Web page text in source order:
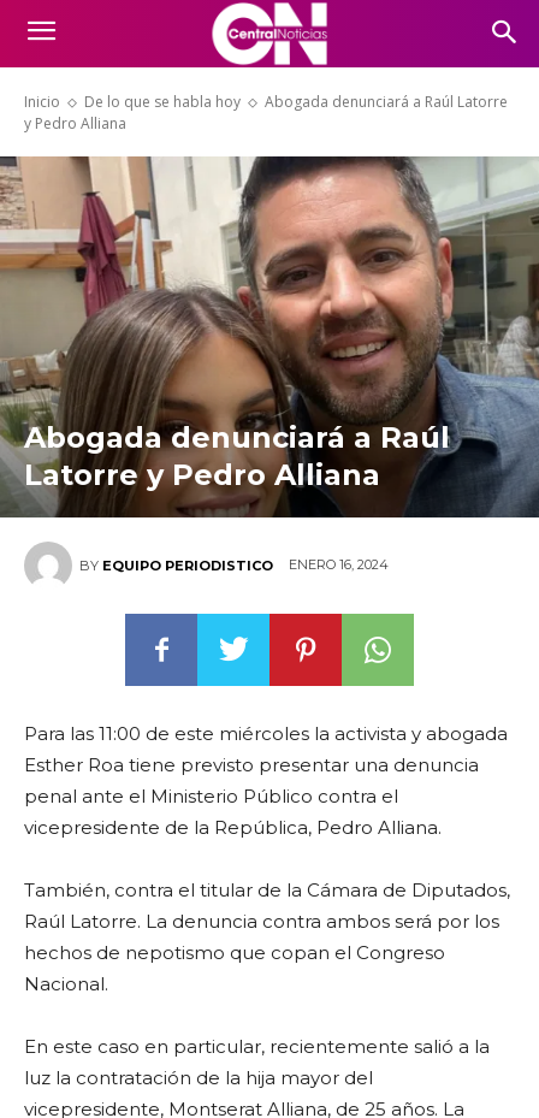
Inicio De lo que se habla hoy
Abogada denunciará a Raúl Latorre
y Pedro Alliana
Abogada denunciará a Raúl
Latorre y Pedro Alliana
BY EQUIPO PERIODISTICO ENERO 16, 2024
Para las 11:00 de este miércoles la activista y abogada
Esther Roa tiene previsto presentar una denuncia
penal ante el Ministerio Público contra el
vicepresidente de la República, Pedro Alliana.
También, contra el titular de la Cámara de Diputados,
Raúl Latorre. La denuncia contra ambos será por los
hechos de nepotismo que copan el Congreso
Nacional.
En este caso en particular, recientemente salió a la
luz la contratación de la hija mayor del
vicepresidente, Montserat Alliana, de 25 años. La